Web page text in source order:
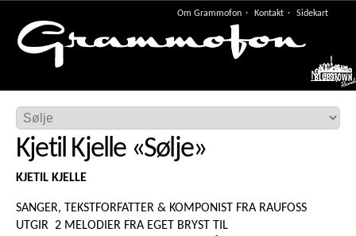
Om Grammofon Kontakt Sidekart
Meny
Kjetil Kjelle«Sølje»
KJETIL KJELLE
SANGER, TEKSTFORFATTER & KOMPONIST FRA RAUFOSS
UTGIR 2 MELODIER FRA EGET BRYST TIL